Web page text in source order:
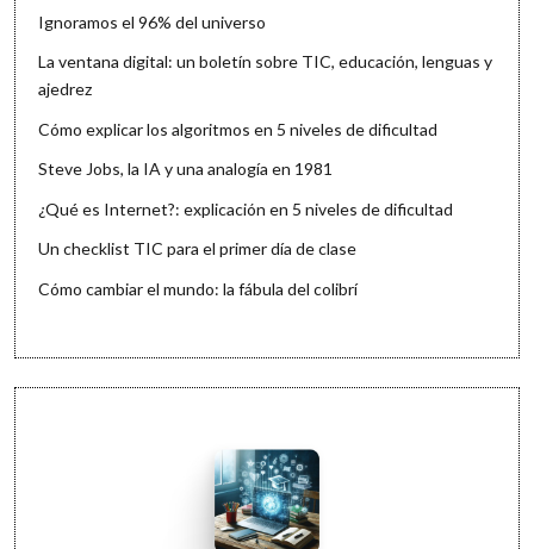
Ignoramos el 96% del universo
La ventana digital: un boletín sobre TIC, educación, lenguas y
ajedrez
Cómo explicar los algoritmos en 5 niveles de dificultad
Steve Jobs, la IA y una analogía en 1981
¿Qué es Internet?: explicación en 5 niveles de dificultad
Un checklist TIC para el primer día de clase
Cómo cambiar el mundo: la fábula del colibrí